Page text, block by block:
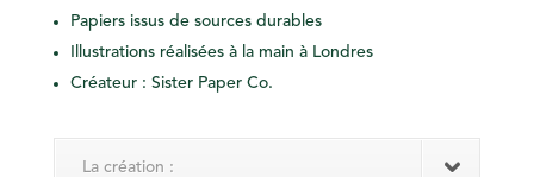
Papiers issus de sources durables
Illustrations réalisées à la main à Londres
Créateur : Sister Paper Co.
La création :